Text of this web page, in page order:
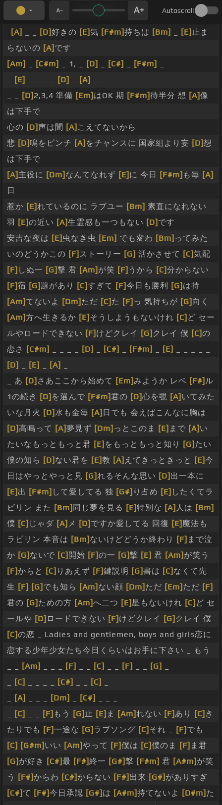
Autoscroll
[A] [D]好きの [E]気 [F#m]持ちは [Bm] [E] 止ま
らないの [A] です
[Am]
[C#m] _ 1, _ [D] [C#] [F#m]
[E] [D] [A]
[D] 2,3,4 準備 [Em] はOK 期 [F#m]待半分 想 [A]像
は下手で
心の [D]声は聞 [A] こえてないから
悲 [D]鳴をピンチ [A] をチャンスに 国家組より妄 [D]想
は下手で
[A] 主役に [Dm] なんてなれず [E] に 今日 [F#m] も毎 [A]
日
惹か [E]れているのに ラブユー [Bm] 素直になれない
羽
[E]の近い [A]生霊感も一つもない [D] です
安吉な夜は [E] 虫なき虫 [Em] でも変わ [Bm] ってみた
いのどうかこの [F] ストーリー [G] 活かさせて [C]気配
[F] しぬ一 [G]撃 君 [Am] が笑 [F] うから [C]分からない
[F]宿 [G] 題があり [C]すぎて [F]今日も勝利 [G] は持
[Am] てないよ [Dm] ただ [C] た [F] っ 気持ちが [G] 向く
[Am]方へ生きるか [E] そうしようもないけれ [C] ど セー
ルやロードできない [F] けどクレイ [G] クレイ 僕 [C]の
恋さ
[C#m] [D] [C#] [F#m] [E]
[D]
[E] [A]
_ あ [D] さあここから始めて [Em]みようか レベ [F#] ル
1の続き
[D] を選んで [F#m]君の [D]心を覗 [A] いてみた
いな月火 [D]水も金毎 [A] 日でも 会えばこんなに胸は
[D]高鳴って [A]夢見ず [Dm] っとこのま [E] まで [A] い
たいなもっともっと君 [E] をもっともっと知り [G] たい
僕の知ら [D] ない君を [E]教 [A] えてきっときっと [E]今
日はやっとやっと見 [G]れるそんな思い [D] 出一本に
[E] 出 [F#m] して愛してる 独 [G#] り占め [E] したくてラ
ビリン また [Bm] 同じ夢を見る [E]特別な [A] 人は [Bm]
僕 [C] じゃダ [A] メ [D] ですか愛してる 回復 [E] 魔法も
ラビリン 本音は [Bm] ないけどどうか終わり [F] まで泣
か [G] ないで [C] 開始 [F]の一 [G]撃 [E] 君 [Am] が笑う
[F]からと [C] りあえず [F]鍵説明 [G]書は [C] なくて先
生 [F] [G] でも知ら [Am] ない顔 [Dm] ただ [Em] ただ [F]
君の [G] ための方 [Am]へ二つ [E]星もないけれ [C] ど セ
ールや [D] ロードできない [F] けどクレイ [G] クレイ 僕
[C]の恋 _ Ladies and gentlemen, boys and girls恋に
恋する少年少女たち今日くらいはお手に下さい _ もう
[Am] [F] [C] [F] [G]
[C] [C#] [C]
[A] [Dm] [C#]
[C] [F] もう [G] 止 [E] ま [Am]れない [F] あり [C] き
たりでも [F]一途な [G] ラブソング [C] それ _ [F] でも
[C] [G#m] いい [Am]やって [F]僕は [C]僕のま [F] ま君
[G] が好き [C#]最 [F#]終一 [G#]撃 [F#m] 君 [A#m] が笑
う
[F#]からわ [C#]からない [F#] 出来 [G#] がありすぎ
[C#] て [F#]今日承認 [G#] は [A#m]持てないよ [D#m] た